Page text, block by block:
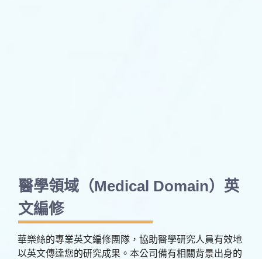
醫學領域（Medical Domain）英
文編修
華樂絲的專業英文編修團隊，協助醫學研究人員有效地
以英文傳達您的研究成果。本公司備有相關背景出身的